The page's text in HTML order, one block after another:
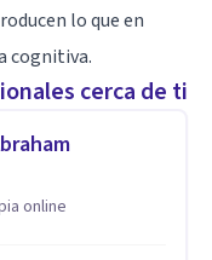
lo que en
cognitiva.
cerca de ti
online